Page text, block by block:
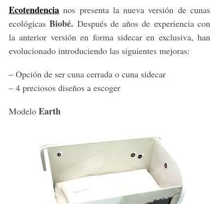
Ecotendencianos presenta la nueva versión de cunas
ecológicasBiobé. Después de años de experiencia con
la anterior versión en forma sidecar en exclusiva, han
evolucionado introduciendo las siguientes mejoras:
– Opción de ser cuna cerrada o cuna sidecar
– 4 preciosos diseños a escoger
Modelo Earth